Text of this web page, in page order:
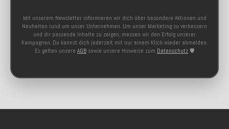
Mit unserem Newsletter informieren wir dich über besondere Aktionen und
Neuheiten rund um unser Unternehmen. Um unser Marketing zu verbessern
und dir passende Inhalte zu zeigen, messen wir den Erfolg unserer
Kampagnen. Du kannst dich jederzeit mit nur einem Klick wieder abmelden.
Es gelten unsere AGB sowie unsere Hinweise zum Datenschutz 🛡️